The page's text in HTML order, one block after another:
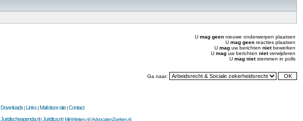
U mag geen nieuwe onderwerpen plaatsen
U mag geen reacties plaatsen
U mag uw berichten nietbewerken
U mag uw berichten nietverwijderen
U mag nietstemmen in polls
Ga naar:
Downloads |Links |Mail deze site|Contact
Juridischeagenda.nl |Juridica.nl |MijnWetten.nl|AdvocatenZoeken.nl